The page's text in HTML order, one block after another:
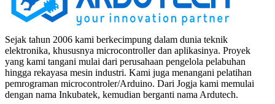
Sejak tahun 2006 kami berkecimpung dalam dunia teknik
elektronika, khususnya microcontroller dan aplikasinya. Proyek
yang kami tangani mulai dari perusahaan pengelola pelabuhan
hingga rekayasa mesin industri. Kami juga menangani pelatihan
pemrograman microcontroler/Arduino. Dari Jogja kami memulai
dengan nama Inkubatek, kemudian berganti nama Ardutech.